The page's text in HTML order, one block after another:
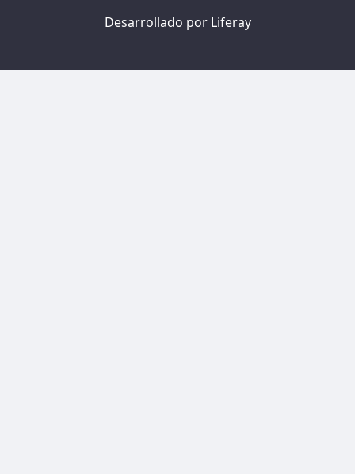
Desarrollado por Liferay